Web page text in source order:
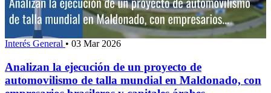
Interés General • 03 Mar 2026
Analizan la ejecución de un proyecto de
automovilismo de talla mundial en Maldonado, con